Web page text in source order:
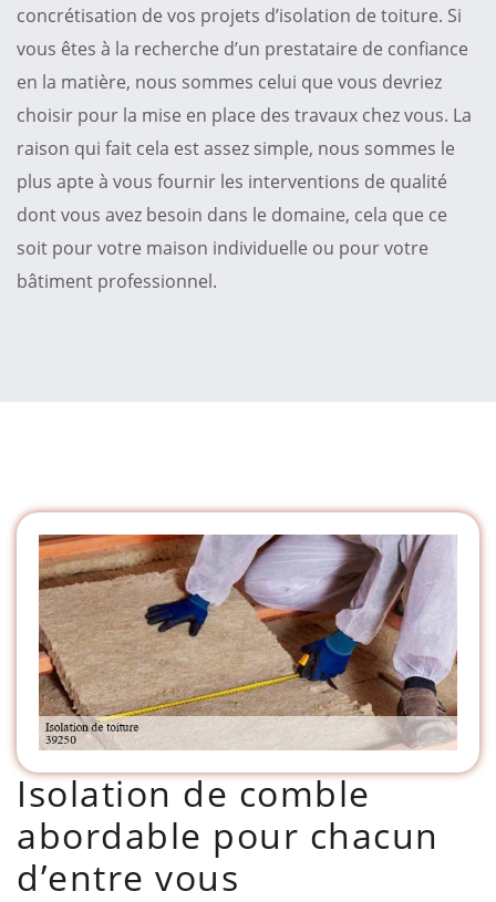
concrétisation de vos projets d’isolation de toiture. Si
vous êtes à la recherche d’un prestataire de confiance
en la matière, nous sommes celui que vous devriez
choisir pour la mise en place des travaux chez vous. La
raison qui fait cela est assez simple, nous sommes le
plus apte à vous fournir les interventions de qualité
dont vous avez besoin dans le domaine, cela que ce
soit pour votre maison individuelle ou pour votre
bâtiment professionnel.
Isolation de comble
abordable pour chacun
d’entre vous